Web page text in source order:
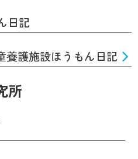
日記
養護施設ほうもん日記
所